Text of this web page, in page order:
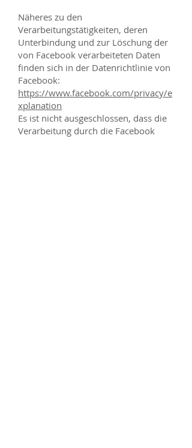
Näheres zu den
Verarbeitungstätigkeiten, deren
Unterbindung und zur Löschung der
von Facebook verarbeiteten Daten
finden sich in der Datenrichtlinie von
Facebook:
https://www.facebook.com/privacy/e
xplanation
Es ist nicht ausgeschlossen, dass die
Verarbeitung durch die Facebook